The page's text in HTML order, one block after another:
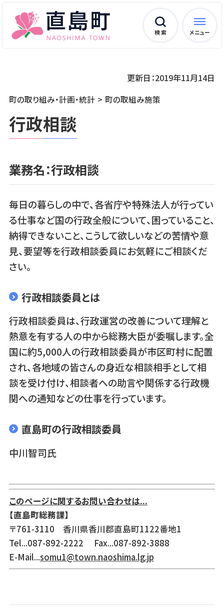
検 索 メニュー
町の取り組み・計画・統計 町の取組み施策
更新日：2019年11月14日
行政相談
業務名：行政相談
毎日の暮らしの中で、各省庁や特殊法人が行ってい
る仕事など国の行政全般について、困っていること、
納得できないこと、こうして欲しいなどの苦情や意
見、要望等を行政相談委員にお気軽にご相談くだ
さい。
行政相談委員とは
行政相談委員は、行政運営の改善について理解と
熱意を有する人の中から総務大臣が委嘱します。全
国に約5,000人の行政相談委員が市区町村に配置
され、各地域の皆さんの身近な相談相手として相
談を受け付け、相談者への助言や関係する行政機
関への通知などの仕事を行っています。
直島町の行政相談委員
中川智司氏
このページに関するお問い合わせは...
【直島町総務課】
〒761-3110 香川県香川郡直島町1122番地1
Tel...087-892-2222 Fax...087-892-3888
E-Mail...somu1@town.naoshima.lg.jp